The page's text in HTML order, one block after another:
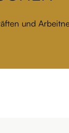
und